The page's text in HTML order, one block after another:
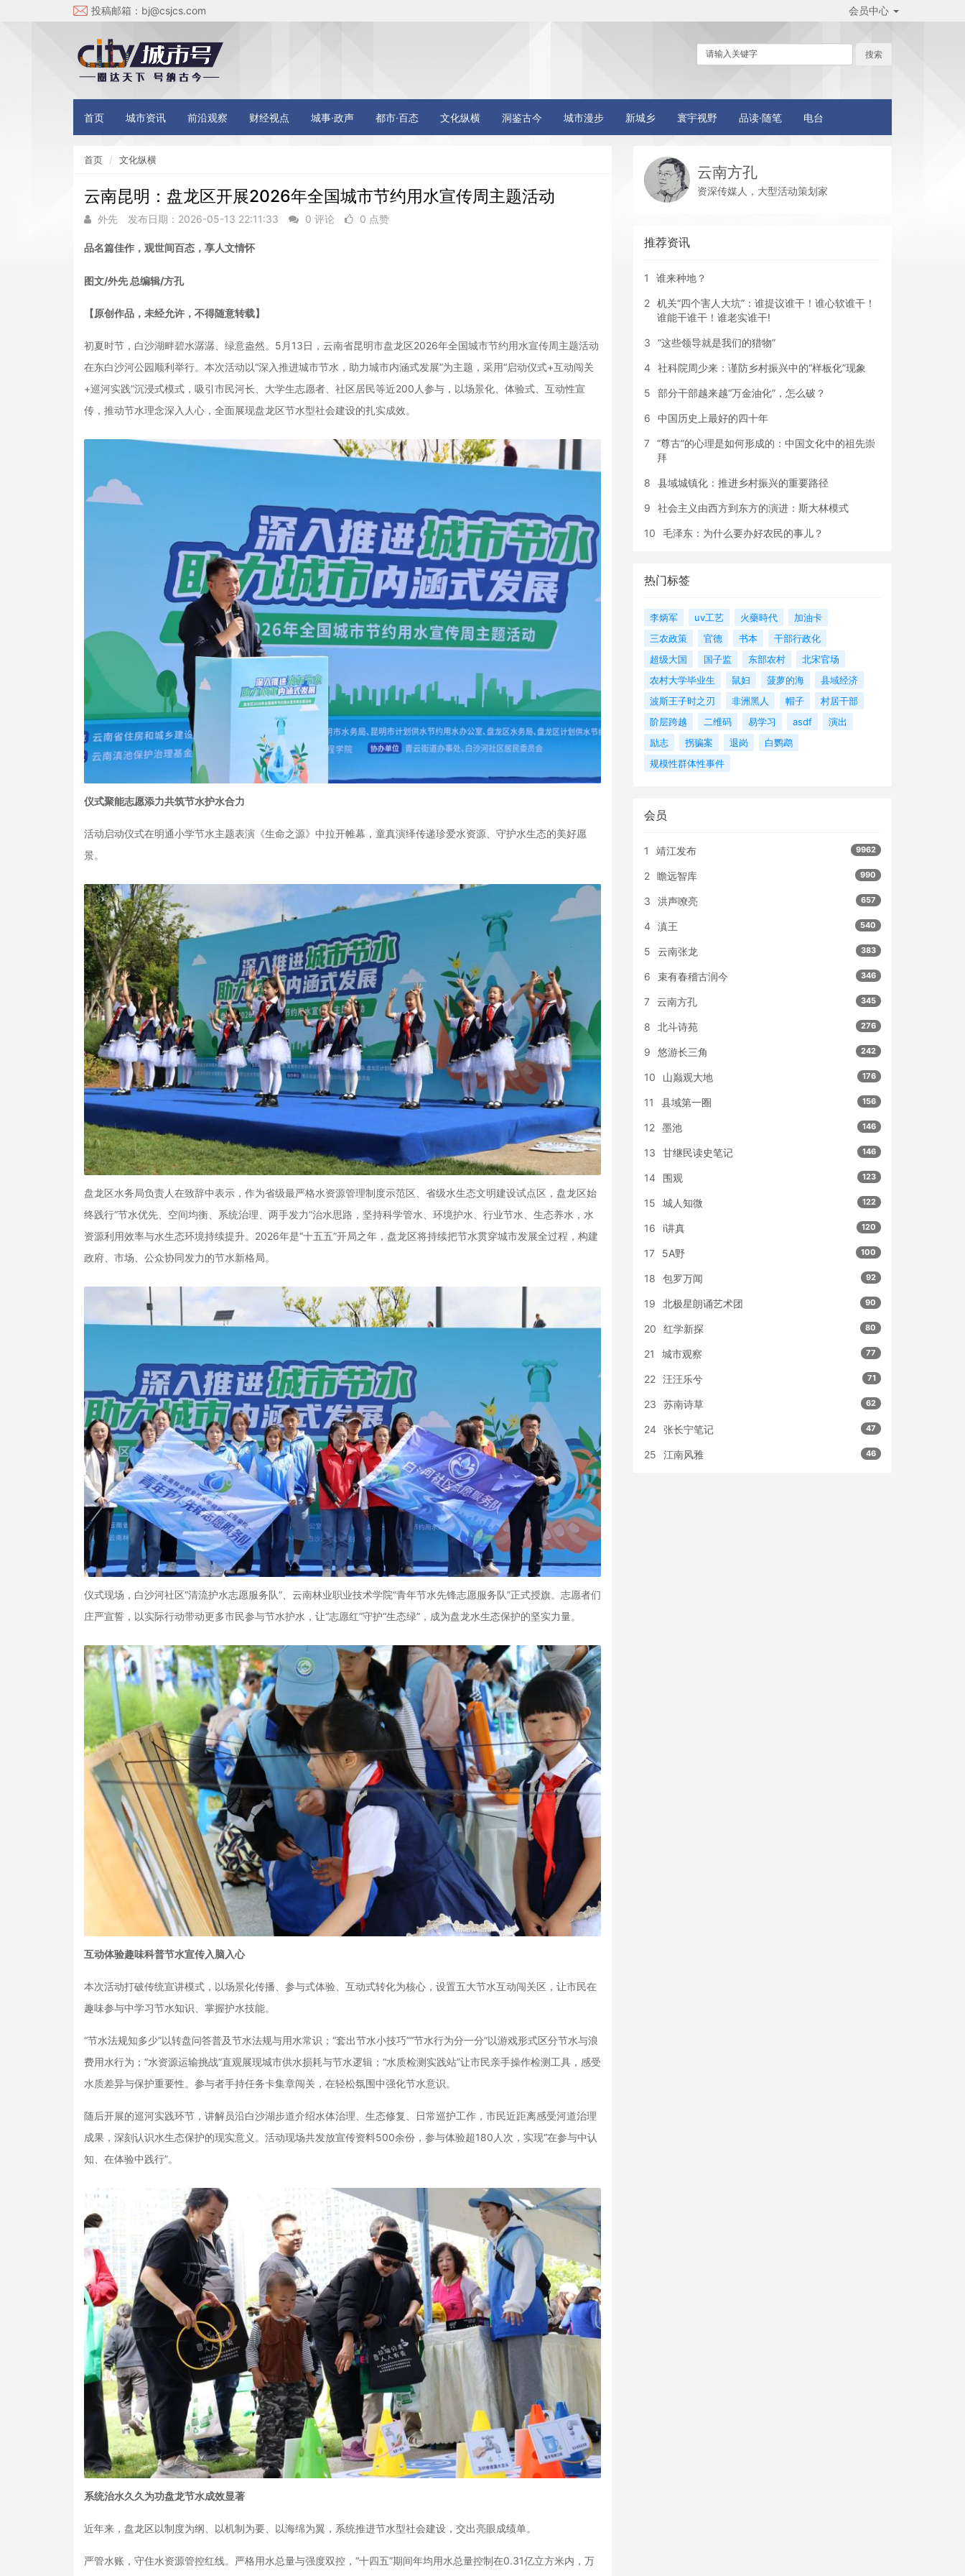
投稿邮箱： bj@csjcs.com 会员中心
首页 城市资讯 前沿观察 财经视点 城事·政声 都市·百态 文化纵横 洞鉴古今 城市漫步 新城乡 寰宇视野 品读·随笔 电台
首页 文化纵横
云南昆明：盘龙区开展2026年全国城市节约用水宣传周主题活动
外先 发布日期：2026-05-13 22:11:33 0 评论 0 点赞
品名篇佳作，观世间百态，享人文情怀
图文/外先 总编辑/方孔
【原创作品，未经允许，不得随意转载】
初夏时节，白沙湖畔碧水潺潺、绿意盎然。5月13日，云南省昆明市盘龙区2026年全国城市节约用水宣传周主题活动
在东白沙河公园顺利举行。本次活动以“深入推进城市节水，助力城市内涵式发展”为主题，采用“启动仪式+互动闯关
+巡河实践”沉浸式模式，吸引市民河长、大学生志愿者、社区居民等近200人参与，以场景化、体验式、互动性宣
传，推动节水理念深入人心，全面展现盘龙区节水型社会建设的扎实成效。
仪式聚能志愿添力共筑节水护水合力
活动启动仪式在明通小学节水主题表演《生命之源》中拉开帷幕，童真演绎传递珍爱水资源、守护水生态的美好愿
景。
盘龙区水务局负责人在致辞中表示，作为省级最严格水资源管理制度示范区、省级水生态文明建设试点区，盘龙区始
终践行“节水优先、空间均衡、系统治理、两手发力”治水思路，坚持科学管水、环境护水、行业节水、生态养水，水
资源利用效率与水生态环境持续提升。2026年是“十五五”开局之年，盘龙区将持续把节水贯穿城市发展全过程，构建
政府、市场、公众协同发力的节水新格局。
仪式现场，白沙河社区“清流护水志愿服务队”、云南林业职业技术学院“青年节水先锋志愿服务队”正式授旗。志愿者们
庄严宣誓，以实际行动带动更多市民参与节水护水，让“志愿红”守护“生态绿”，成为盘龙水生态保护的坚实力量。
互动体验趣味科普节水宣传入脑入心
本次活动打破传统宣讲模式，以场景化传播、参与式体验、互动式转化为核心，设置五大节水互动闯关区，让市民在
趣味参与中学习节水知识、掌握护水技能。
“节水法规知多少”以转盘问答普及节水法规与用水常识；“套出节水小技巧”“节水行为分一分”以游戏形式区分节水与浪
费用水行为；“水资源运输挑战”直观展现城市供水损耗与节水逻辑；“水质检测实践站”让市民亲手操作检测工具，感受
水质差异与保护重要性。参与者手持任务卡集章闯关，在轻松氛围中强化节水意识。
随后开展的巡河实践环节，讲解员沿白沙湖步道介绍水体治理、生态修复、日常巡护工作，市民近距离感受河道治理
成果，深刻认识水生态保护的现实意义。活动现场共发放宣传资料500余份，参与体验超180人次，实现“在参与中认
知、在体验中践行”。
系统治水久久为功盘龙节水成效显著
近年来，盘龙区以制度为纲、以机制为要、以海绵为翼，系统推进节水型社会建设，交出亮眼成绩单。
严管水账，守住水资源管控红线。严格用水总量与强度双控，“十四五”期间年均用水总量控制在0.31亿立方米内，万
云南方孔
资深传媒人，大型活动策划家
推荐资讯
1 谁来种地？
2 机关“四个害人大坑”：谁提议谁干！谁心软谁干！
谁能干谁干！谁老实谁干!
3 “这些领导就是我们的猎物”
4 社科院周少来：谨防乡村振兴中的“样板化”现象
5 部分干部越来越“万金油化”，怎么破？
6 中国历史上最好的四十年
7 “尊古”的心理是如何形成的：中国文化中的祖先崇
拜
8 县域城镇化：推进乡村振兴的重要路径
9 社会主义由西方到东方的演进：斯大林模式
10 毛泽东：为什么要办好农民的事儿？
热门标签
李炳军 uv工艺 火藥時代
加油卡
三农政策
官德 书本
干部行政化
超级大国
国子监 东部农村
北宋官场
农村大学毕业生
鼠妇 菠萝的海
县域经济
波斯王子时之刃
非洲黑人 帽子
村居干部
阶层跨越
二维码 易学习 asdf
演出
励志
拐骗案 退岗
白鹦鹉
规模性群体性事件
会员
1 靖江发布 9962
2 瞻远智库 990
3 洪声嘹亮 657
4 滇王 540
5 云南张龙 383
6 束有春稽古润今 346
7 云南方孔 345
8 北斗诗苑 276
9 悠游长三角 242
10 山巅观大地 176
11 县域第一圈 156
12 墨池 146
13 甘继民读史笔记 146
14 围观 123
15 城人知微 122
16 i讲真 120
17 5A野 100
18 包罗万闻 92
19 北极星朗诵艺术团 90
20 红学新探 80
21 城市观察 77
22 汪汪乐兮 71
23 苏南诗草 62
24 张长宁笔记 47
25 江南风雅 46